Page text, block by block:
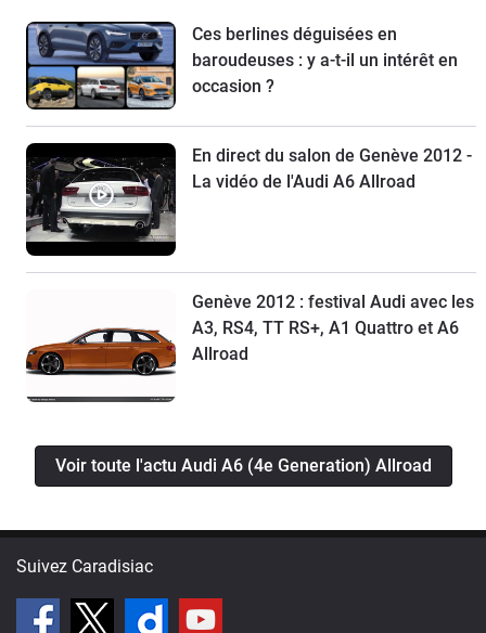
Ces berlines déguisées en
baroudeuses : y a-t-il un intérêt en
occasion ?
En direct du salon de Genève 2012 -
La vidéo de l'Audi A6 Allroad
Genève 2012 : festival Audi avec les
A3, RS4, TT RS+, A1 Quattro et A6
Allroad
Voir toute l'actu Audi A6 (4e Generation) Allroad
Suivez Caradisiac